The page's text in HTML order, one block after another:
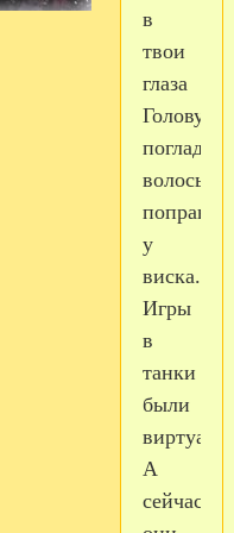
в
твои
глаза
Голову
волосы
у
виска.
Игры
в
танки
были
А
сейчас